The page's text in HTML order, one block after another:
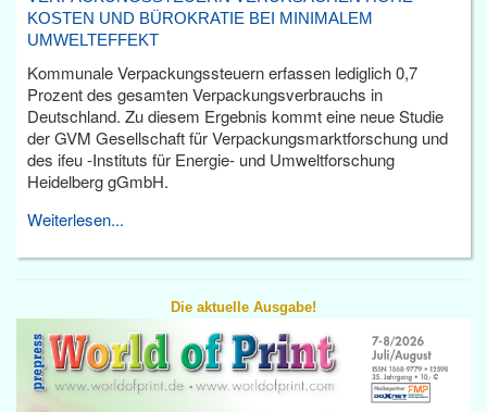
KOSTEN UND BÜROKRATIE BEI MINIMALEM
UMWELTEFFEKT
Kommunale Verpackungssteuern erfassen lediglich 0,7
Prozent des gesamten Verpackungsverbrauchs in
Deutschland. Zu diesem Ergebnis kommt eine neue Studie
der GVM Gesellschaft für Verpackungsmarktforschung und
des ifeu -Instituts für Energie- und Umweltforschung
Heidelberg gGmbH.
Weiterlesen...
Die aktuelle Ausgabe!